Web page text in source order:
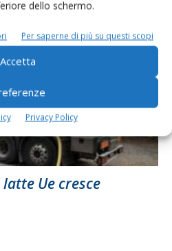
dello schermo.
Per saperne di più su questi scopi
Accetta
Privacy Policy
Ue cresce